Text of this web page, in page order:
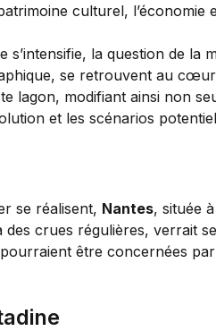
culturel, l’économie
la question de
se retrouvent au
modifiant ainsi non
et les scénarios
se réalisent, Nantes, située
crues régulières, verrait
être concernées